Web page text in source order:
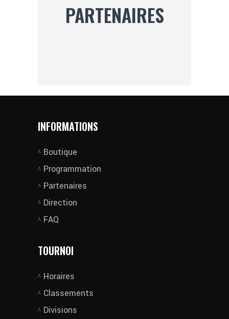
PARTENAIRES
INFORMATIONS
Boutique
Programmation
Partenaires
Direction
FAQ
TOURNOI
Horaires
Classements
Divisions